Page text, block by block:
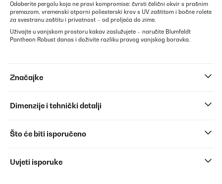
Odaberite pergolu koja ne pravi kompromise: čvrsti čelični okvir s prašnim
premazom, vremenski otporni poliesterski krov s UV zaštitom i bočne rolete
za svestranu zaštitu i privatnost – od proljeća do zime.
Uživajte u vanjskom prostoru kakav zaslužujete – naručite Blumfeldt
Pantheon Robust danas i doživite razliku pravog vanjskog boravka.
Značajke
Dimenzije i tehnički detalji
Što će biti isporučeno
Uvjeti isporuke